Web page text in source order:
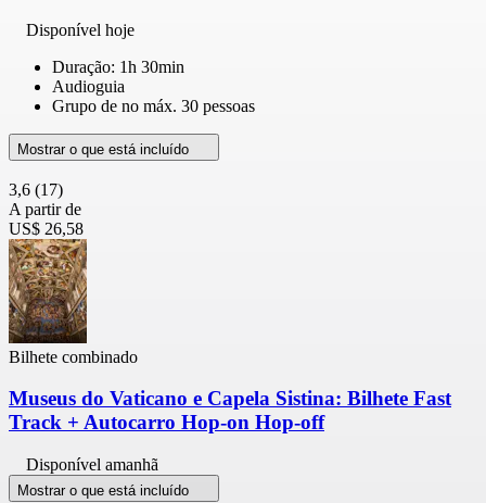
Disponível hoje
Duração: 1h 30min
Audioguia
Grupo de no máx. 30 pessoas
Mostrar o que está incluído
3,6 (17)
A partir de
US$ 26,58
Bilhete combinado
Museus do Vaticano e Capela Sistina: Bilhete Fast
Track + Autocarro Hop-on Hop-off
Disponível amanhã
Mostrar o que está incluído